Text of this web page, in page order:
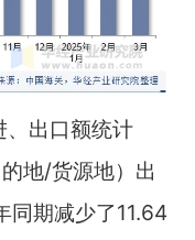
出口额统计
地/货源地）出
同期减少了11.64